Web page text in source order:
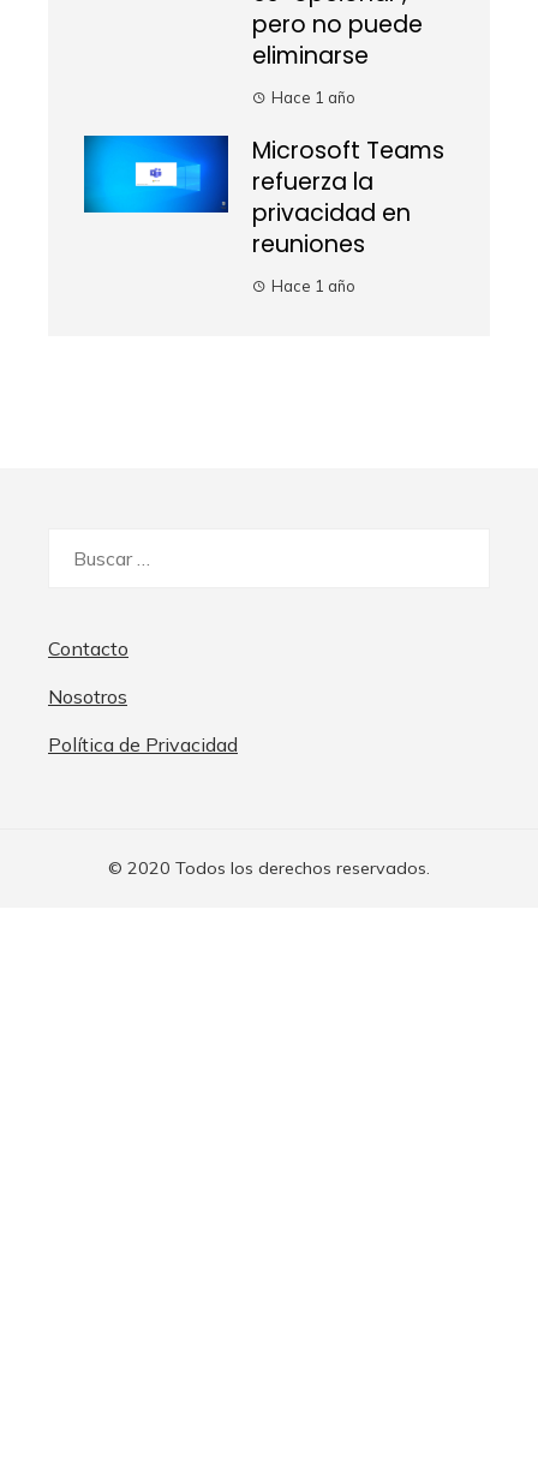
pero no puede
eliminarse
Hace 1 año
Microsoft Teams
refuerza la
privacidad en
reuniones
Hace 1 año
Contacto
Nosotros
Política de Privacidad
© 2020 Todos los derechos reservados.